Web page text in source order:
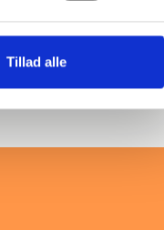
Tillad alle